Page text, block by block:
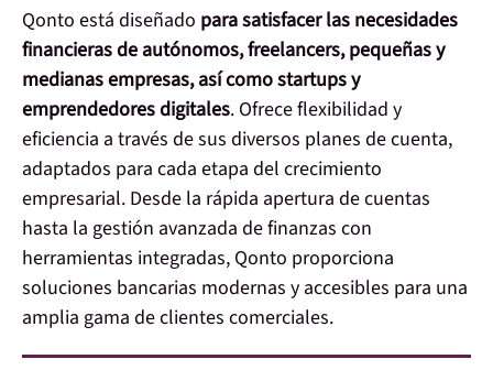
Qonto está diseñado para satisfacer las necesidades
financieras de autónomos, freelancers, pequeñas y
medianas empresas, así como startups y
emprendedores digitales. Ofrece flexibilidad y
eficiencia a través de sus diversos planes de cuenta,
adaptados para cada etapa del crecimiento
empresarial. Desde la rápida apertura de cuentas
hasta la gestión avanzada de finanzas con
herramientas integradas, Qonto proporciona
soluciones bancarias modernas y accesibles para una
amplia gama de clientes comerciales.